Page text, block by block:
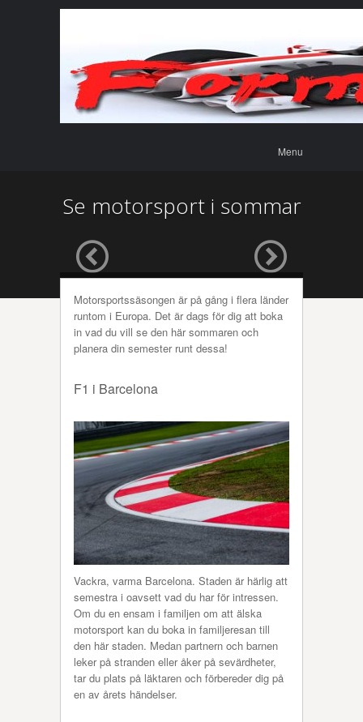
content
Menu
Se motorsport i sommar
Motorsportssäsongen är på gång i flera länder
runtom i Europa. Det är dags för dig att boka
in vad du vill se den här sommaren och
planera din semester runt dessa!
F1 i Barcelona
Vackra, varma Barcelona. Staden är härlig att
semestra i oavsett vad du har för intressen.
Om du en ensam i familjen om att älska
motorsport kan du boka in familjeresan till
den här staden. Medan partnern och barnen
leker på stranden eller åker på sevärdheter,
tar du plats på läktaren och förbereder dig på
en av årets händelser.